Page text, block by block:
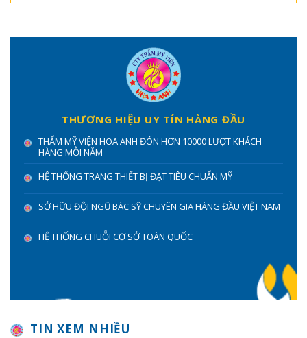
THƯƠNG HIỆU UY TÍN HÀNG ĐẦU
THẨM MỸ VIỆN HOA ANH ĐÓN HƠN 10000 LƯỢT KHÁCH
HÀNG MỖI NĂM
HỆ THỐNG TRANG THIẾT BỊ ĐẠT TIÊU CHUẨN MỸ
SỞ HỮU ĐỘI NGŨ BÁC SỸ CHUYÊN GIA HÀNG ĐẦU VIỆT NAM
HỆ THỐNG CHUỖI CƠ SỞ TOÀN QUỐC
TIN XEM NHIỀU